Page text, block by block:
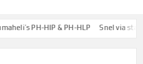
PH-HIP & PH-HLP Snel via